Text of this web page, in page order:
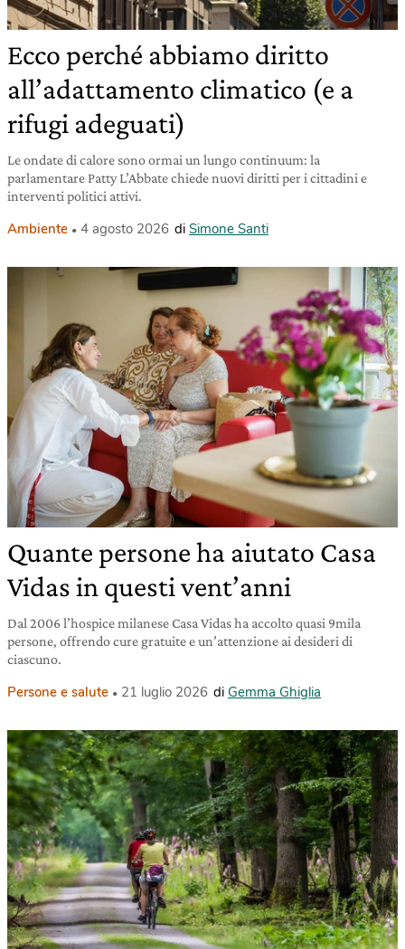
Ecco perché abbiamo diritto
all’adattamento climatico (e a
rifugi adeguati)
Le ondate di calore sono ormai un lungo continuum: la
parlamentare Patty L’Abbate chiede nuovi diritti per i cittadini e
interventi politici attivi.
Ambiente 4 agosto 2026 di Simone Santi
Quante persone ha aiutato Casa
Vidas in questi vent’anni
Dal 2006 l’hospice milanese Casa Vidas ha accolto quasi 9mila
persone, offrendo cure gratuite e un’attenzione ai desideri di
ciascuno.
Persone e salute 21 luglio 2026 di Gemma Ghiglia